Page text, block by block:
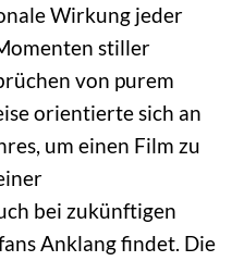
Wirkung jeder
stiller
von purem
orientierte sich an
um einen Film zu
bei zukünftigen
Anklang findet. Die